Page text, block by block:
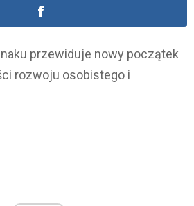
przewiduje nowy początek
rozwoju osobistego i